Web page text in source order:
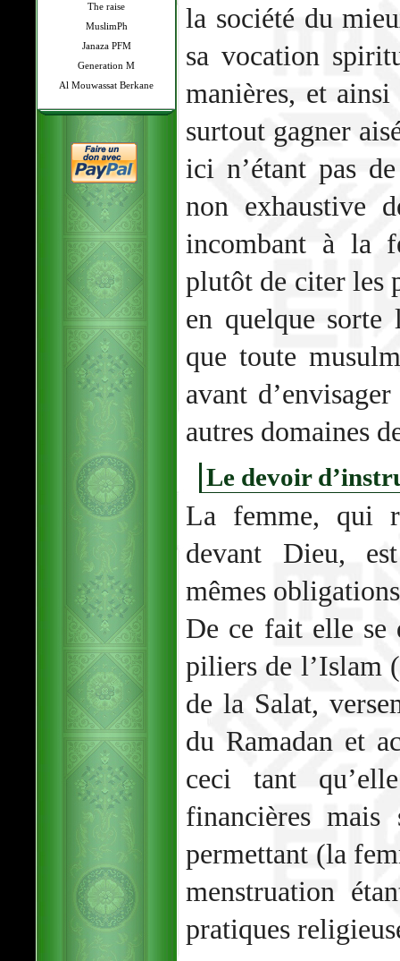
The raise
MuslimPh
Janaza PFM
Generation M
Al Mouwassat Berkane
la société du
sa vocation
manières, et
surtout gagner
ici n’étant pas
non exhaustive
incombant à la
plutôt de citer les
en quelque
que toute
avant
autres domaines
Le devoir
La femme, qui
devant Dieu,
mêmes
De ce fait elle se
piliers de l’Islam
de la Salat,
du Ramadan et
ceci tant
financières
permettant (la
menstruation
pratiques